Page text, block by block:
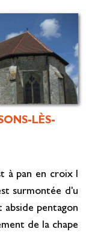
LÈS-
à pan en croix l
surmontée d'u
pentagon
de la chape